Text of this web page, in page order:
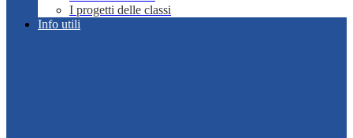
I progetti delle classi
Info utili